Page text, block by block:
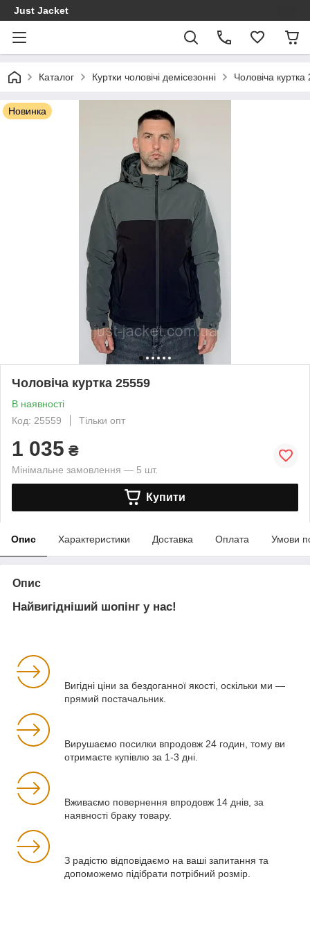
Just Jacket
Каталог Куртки чоловічі демісезонні Чоловіча
Новинка
Чоловіча куртка 25559
В наявності
Код: 25559
Тільки опт
1 035 ₴
Мінімальне замовлення — 5 шт.
Купити
Опис Характеристики Доставка Оплата Умови
Опис
Найвигідніший шопінг у нас!
Вигідні ціни за бездоганної якості, оскільки ми —
прямий постачальник.
Вирушаємо посилки впродовж 24 годин, тому ви
отримаєте купівлю за 1-3 дні.
Вживаємо повернення впродовж 14 днів, за
наявності браку товару.
З радістю відповідаємо на ваші запитання та
допоможемо підібрати потрібний розмір.